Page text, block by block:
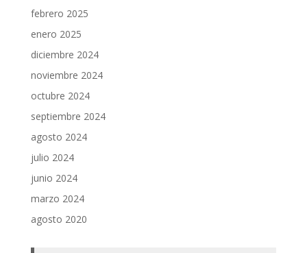
febrero 2025
enero 2025
diciembre 2024
noviembre 2024
octubre 2024
septiembre 2024
agosto 2024
julio 2024
junio 2024
marzo 2024
agosto 2020